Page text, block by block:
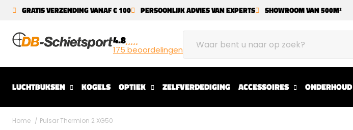
GRATIS VERZENDING VANAF € 100 PERSOONLIJK ADVIES VAN EXPERTS SHOWROOM VAN 500M²
4.8
175 beoordelingen
LUCHTBUKSEN KOGELS OPTIEK ZELFVERDEDIGING ACCESSOIRES ONDERHOUD
Home Pulsar Thermion 2 XG50